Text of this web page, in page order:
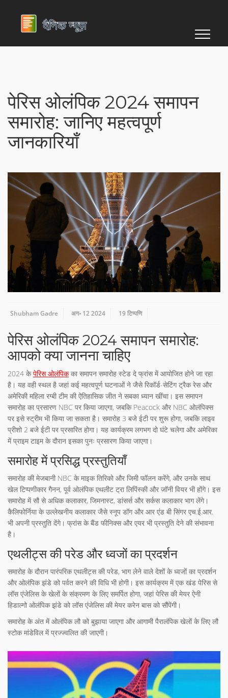
पेरिस ओलंपिक 2024 समापन
समारोह: जानिए महत्वपूर्ण
जानकारियाँ
Shubham Gadre अग॰ 12 2024 19 टिप्पणि
पेरिस ओलंपिक 2024 समापन समारोह:
आपको क्या जानना चाहिए
2024 केपेरिस ओलंपिकका समापन समारोह स्टेड दे फ्रांस में आयोजित होने जा रहा
है। यह वही स्थल है जहां कई महत्वपूर्ण घटनाओं ने जैसे रिकॉर्ड-सेटिंग ट्रैक रेस और
अमेरिकी महिला रग्बी टीम की ऐतिहासिक जीत ने सबका ध्यान खींचा। इस समापन
समारोह का प्रसारण NBC पर किया जाएगा, जबकि Peacock और NBC ओलंपिक्स
पर इसे स्ट्रीम भी किया जा सकता है। समारोह 3 बजे ईटी पर शुरू होगा, जबकि लाइव
प्रीशो 2 बजे ईटी पर प्रसारित होगा। यह कार्यक्रम लगभग दो घंटे चलेगा और अमेरिका
में प्राइम टाइम के दौरान इसका पुनः प्रसारण किया जाएगा।
समारोह में प्रसिद्ध प्रस्तुतियाँ
समारोह की मेजबानी NBC के माइक तिरिको और जिमी फॉलन करेंगे, और उनके साथ
खेल टिप्पणीकार गैनन, पूर्व ओलंपिक एथलीट ट्रा लिपिंस्की और जॉनी वियर भी होंगे। इस
समारोह में सौ से अधिक कलाकार, जिमनास्ट, डांसर्स और सर्कस कलाकार भाग लेंगे।
कैलिफोर्निया के उल्लेखनीय कलाकार जैसे स्नूप डॉग और आर एंड बी सिंगर एच.ई.आर.
भी अपनी प्रस्तुति देंगे। फ्रांस के बैंड फीनिक्स और एयर भी प्रस्तुति देने की संभावना
है।
एथलीट्स की परेड और ध्वजों का प्रदर्शन
समारोह के दौरान पारंपरिक एथलीट्स की परेड, भाग लेने वाले देशों के ध्वजों का प्रदर्शन
और ओलंपिक झंडे को पर्वत करने की विधि भी होगी। इस कार्यक्रम में एक खंड पेरिस से
लॉस एंजेलिस के खेलों के संक्रमण के लिए समर्पित होगा, जहां पेरिस की मेयर ऐनी
हिडाल्गो ओलंपिक झंडे को लॉस एंजेलिस की मेयर करेन बास को सौंपेंगी।
समारोह के अंत में ओलंपिक लौ को बुझाया जाएगा और आगामी पैरालंपिक खेलों के लिए लौ
स्टोक मांडेविल में प्रज्ज्वलित की जाएगी।